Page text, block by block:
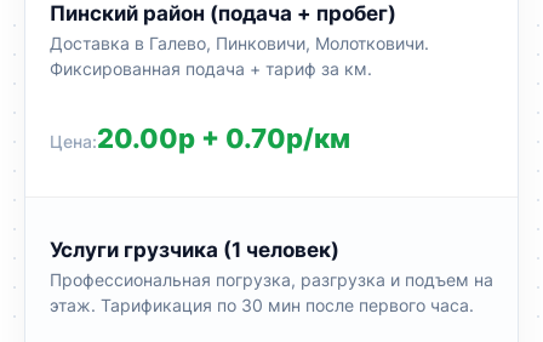
Пинский район (подача + пробег)
Доставка в Галево, Пинковичи, Молотковичи.
Фиксированная подача + тариф за км.
20.00р + 0.70р/км
Услуги грузчика (1 человек)
Профессиональная погрузка, разгрузка и подъем на
этаж. Тарификация по 30 мин после первого часа.